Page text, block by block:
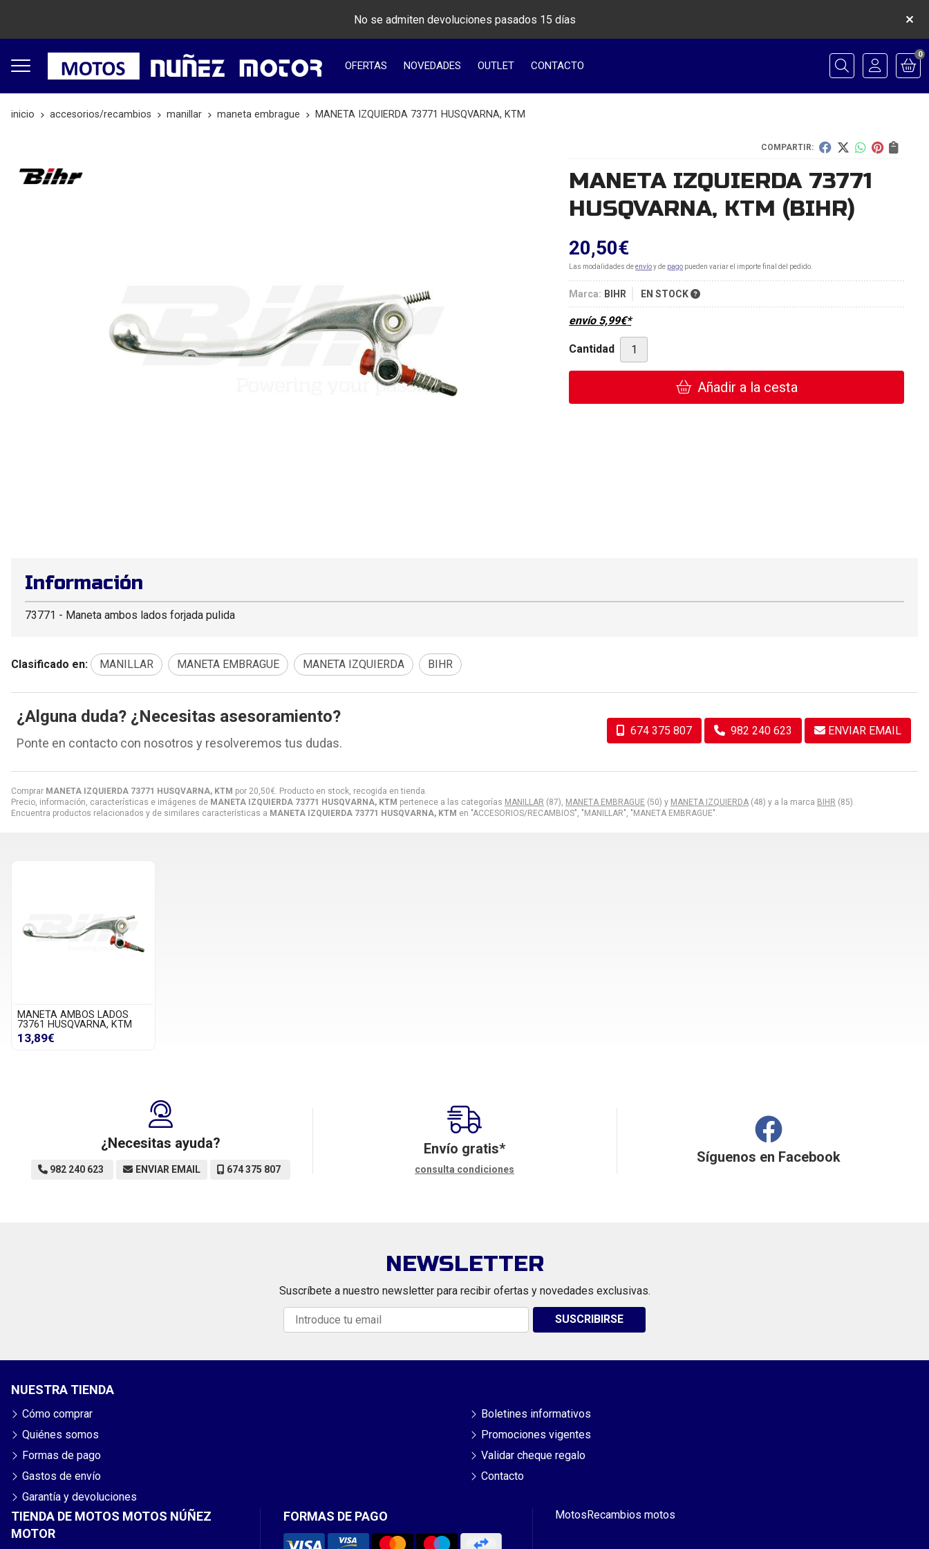
No se admiten devoluciones pasados 15 días
OFERTAS NOVEDADES OUTLET CONTACTO Buscar
0
inicio accesorios/recambios manillar maneta embrague MANETA IZQUIERDA 73771 HUSQVARNA, KTM
COMPARTIR:
MANETA IZQUIERDA 73771
HUSQVARNA, KTM (BIHR)
20,50€
Las modalidades deenvíoy de pago pueden variar el importe final del pedido.
Marca: BIHR EN STOCK
envío 5,99€*
Cantidad
Añadir a la cesta
Comprar MANETA IZQUIERDA 73771 HUSQVARNA, KTM por 20,50€. Producto en stock, recogida en tienda.
Precio, información, características e imágenes de MANETA IZQUIERDA 73771 HUSQVARNA, KTM pertenece a las categorías MANILLAR (87), MANETA EMBRAGUE (50) y MANETA IZQUIERDA (48) y a la marca BIHR (85).
Encuentra productos relacionados y de similares características a MANETA IZQUIERDA 73771 HUSQVARNA, KTM en "ACCESORIOS/RECAMBIOS", "MANILLAR", "MANETA EMBRAGUE".
Información
73771 - Maneta ambos lados forjada pulida
Clasificado en: MANILLAR MANETA EMBRAGUE MANETA IZQUIERDA BIHR
¿Alguna duda? ¿Necesitas asesoramiento?
Ponte en contacto con nosotros y resolveremos tus dudas.
674 375 807 982 240 623 ENVIAR EMAIL
MANETA AMBOS LADOS
73761 HUSQVARNA, KTM
13,89€
¿Necesitas ayuda?
982 240 623 ENVIAR EMAIL 674 375 807
Envío gratis*
consulta condiciones
Síguenos en Facebook
NEWSLETTER
Suscríbete a nuestro newsletter para recibir ofertas y novedades exclusivas.
SUSCRIBIRSE
TIENDA DE MOTOS MOTOS NÚÑEZ
MOTOR
FORMAS DE PAGO
NUESTRA TIENDA
Cómo comprar
Quiénes somos
Formas de pago
Gastos de envío
Garantía y devoluciones
Boletines informativos
Promociones vigentes
Validar cheque regalo
Contacto
MotosRecambios motos